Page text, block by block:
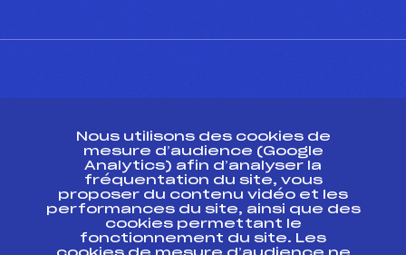
ESPACE PRESSE
Ressources
Pass’Neige
Projet sportif fédéral
Nous utilisons des cookies de
mesure d’audience (Google
Analytics) afin d’analyser la
fréquentation du site, vous
proposer du contenu vidéo et les
performances du site, ainsi que des
cookies permettant le
fonctionnement du site. Les